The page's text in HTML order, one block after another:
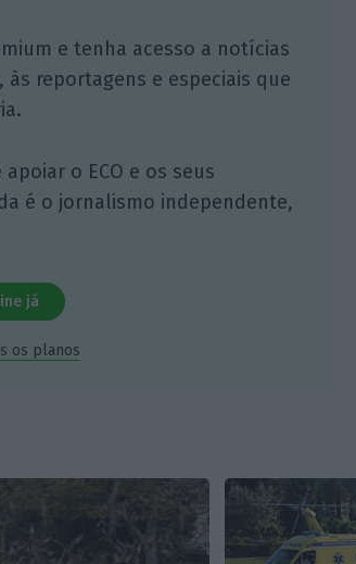
e tenha acesso a notícias
reportagens e especiais que
o ECO e os seus
é o jornalismo independente,
já
os planos